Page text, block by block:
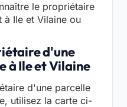
le propriétaire
à Ile et Vilaine ou
d'une
à Ile et Vilaine
d'une parcelle
utilisez la carte ci-